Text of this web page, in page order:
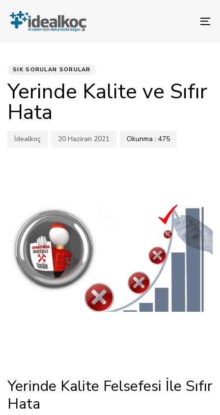
atla
gezinme
bölümüne
atlaSIK SORULAN SORULAR
Yerinde Kalite ve Sıfır
Hata
İdealkoç 20 Haziran 2021 Okunma : 475
Yerinde Kalite Felsefesi İle Sıfır
Hata